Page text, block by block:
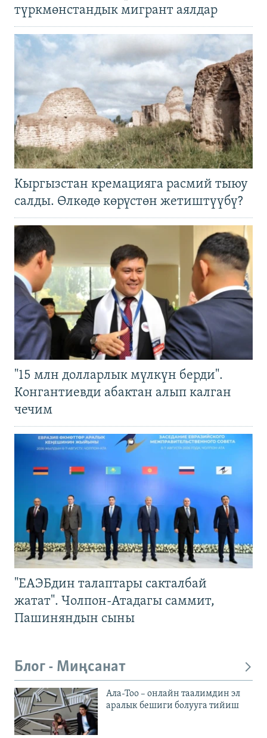
түркмөнстандык мигрант аялдар
Кыргызстан кремацияга расмий тыюу
салды. Өлкөдө көрүстөн жетиштүүбү?
"15 млн долларлык мүлкүн берди".
Конгантиевди абактан алып калган
чечим
"ЕАЭБдин талаптары сакталбай
жатат". Чолпон-Атадагы саммит,
Пашиняндын сыны
Блог - Миңсанат
Ала-Тоо – онлайн таалимдин эл
аралык бешиги болууга тийиш